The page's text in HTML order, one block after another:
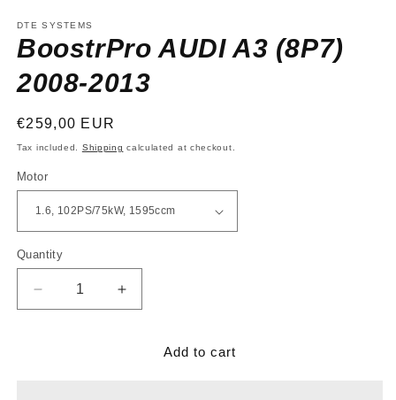
1
in
modal
DTE SYSTEMS
BoostrPro AUDI A3 (8P7)
2008-2013
Regular
price
€259,00 EUR
Tax included. Shipping calculated at checkout.
Motor
Quantity
Decrease
quantity
Increase
quantity
BoostrProAdd to cart